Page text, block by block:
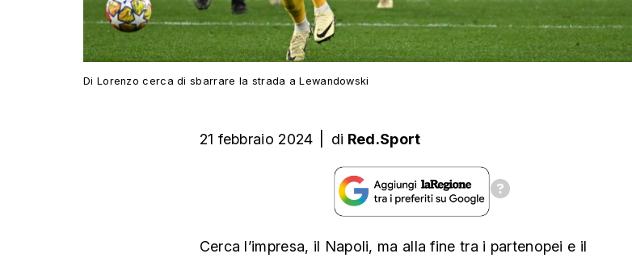
Di Lorenzo cerca di sbarrare la strada a Lewandowski
21 febbraio 2024 di Red.Sport
Cerca l’impresa, il Napoli, ma alla fine tra i partenopei e il